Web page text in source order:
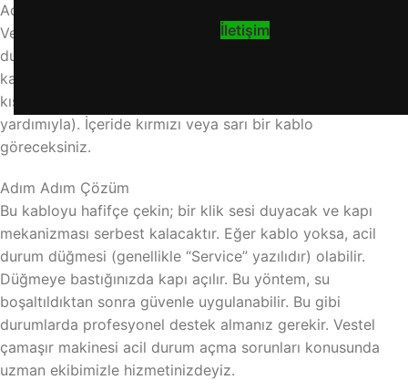
İletişim
Acil Durum Kapağı Açma Kablosu
Vestel makinelerin çoğunda, filtre kapağının arkasında acil
durum açma kolu veya kablosu bulunur. Bu, manuel olarak
kapıyı açmanıza olanak tanır. Öncelikle, makinenin alt
kısmındaki küçük kapağı açın (genellikle bir tornavida
yardımıyla). İçeride kırmızı veya sarı bir kablo
göreceksiniz.
Adım Adım Çözüm
Bu kabloyu hafifçe çekin; bir klik sesi duyacak ve kapı
mekanizması serbest kalacaktır. Eğer kablo yoksa, acil
durum düğmesi (genellikle “Service” yazılıdır) olabilir.
Düğmeye bastığınızda kapı açılır. Bu yöntem, su
boşaltıldıktan sonra güvenle uygulanabilir. Bu gibi
durumlarda profesyonel destek almanız gerekir. Vestel
çamaşır makinesi acil durum açma sorunları konusunda
uzman ekibimizle hizmetinizdeyiz.